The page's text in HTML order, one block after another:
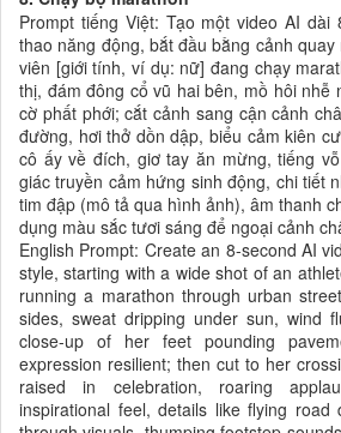
Prompt tiếng Việt: Tạo một video AI dài
thao năng động, bắt đầu bằng cảnh
viên [giới tính, ví dụ: nữ] đang chạy
thị, đám đông cổ vũ hai bên, mồ hôi nhễ
cờ phất phới; cắt cảnh sang cận cảnh
đường, hơi thở dồn dập, biểu cảm kiên
cô ấy về đích, giơ tay ăn mừng, tiếng
giác truyền cảm hứng sinh động, chi tiết
tim đập (mô tả qua hình ảnh), âm thanh
dụng màu sắc tươi sáng để ngoại cảnh
English Prompt: Create an 8-second AI
style, starting with a wide shot of an
running a marathon through urban
sides, sweat dripping under sun, wind
close-up of her feet pounding
expression resilient; then cut to her
raised in celebration, roaring
inspirational feel, details like flying road